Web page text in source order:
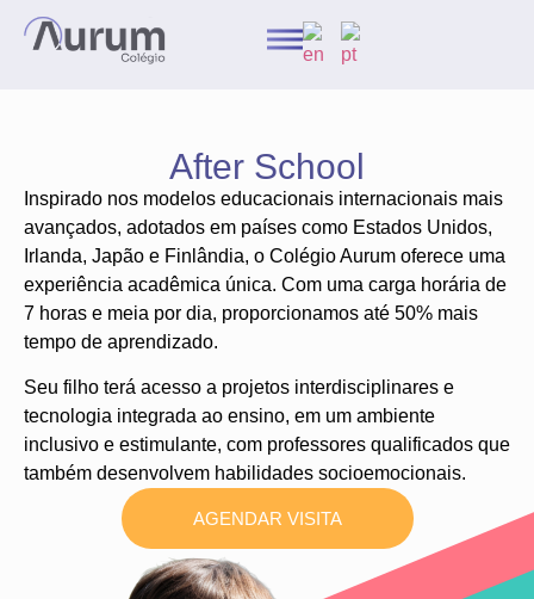
After School
Inspirado nos modelos educacionais internacionais mais
avançados, adotados em países como Estados Unidos,
Irlanda, Japão e Finlândia, o Colégio Aurum oferece uma
experiência acadêmica única. Com uma carga horária de
7 horas e meia por dia, proporcionamos até 50% mais
tempo de aprendizado.
Seu filho terá acesso a projetos interdisciplinares e
tecnologia integrada ao ensino, em um ambiente
inclusivo e estimulante, com professores qualificados que
também desenvolvem habilidades socioemocionais.
AGENDAR VISITA